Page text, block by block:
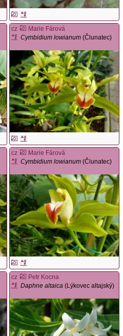
cz
Marie Fárová
Cymbidium lowianum (Člunatec)
cz
Marie Fárová
Cymbidium lowianum (Člunatec)
cz
Petr Kocna
Daphne altaica (Lýkovec altajský)